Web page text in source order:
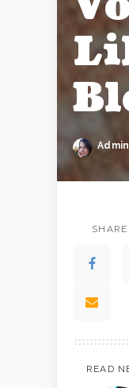
Admin
SHARE
READ